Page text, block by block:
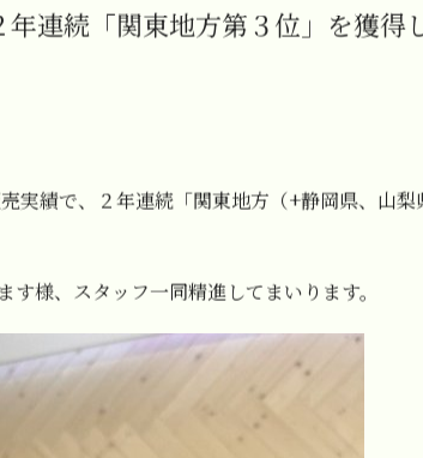
連続「関東地方第３位」を獲得
実績で、２年連続「関東地方（+静岡県、山
様、スタッフ一同精進してまいります。